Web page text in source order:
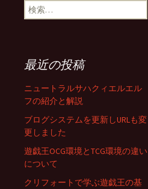
検
索:
最近の投稿
ニュートラルサハクィエルエル
フの紹介と解説
ブログシステムを更新しURLも変
更しました
遊戯王OCG環境とTCG環境の違い
について
クリフォートで学ぶ遊戯王の基